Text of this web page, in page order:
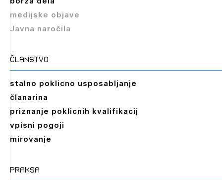
medijske objave
Javna naročila
članstvo
stalno poklicno usposabljanje
članarina
priznanje poklicnih kvalifikacij
vpisni pogoji
mirovanje
praksa